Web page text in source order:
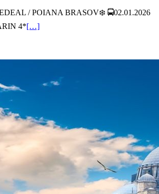
/ POIANA BRASOV❄️ 🚍02.01.2026
4*[…]